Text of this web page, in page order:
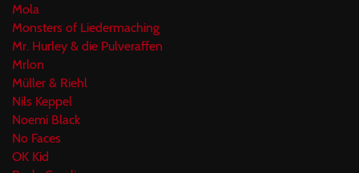
Mola
Monsters of Liedermaching
Mr. Hurley & die Pulveraffen
Mrlon
Müller & Riehl
Nils Keppel
Noemi Black
No Faces
OK Kid